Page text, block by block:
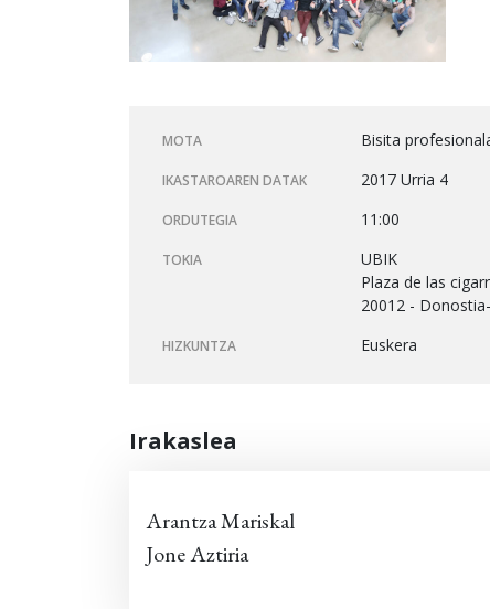
MOTA Bisita
IKASTAROAREN DATAK 2017 Urria 4
ORDUTEGIA 11:00
TOKIA
UBIK
Plaza de las
20012 -
HIZKUNTZA Euskera
Irakaslea
Arantza Mariskal
Jone Aztiria